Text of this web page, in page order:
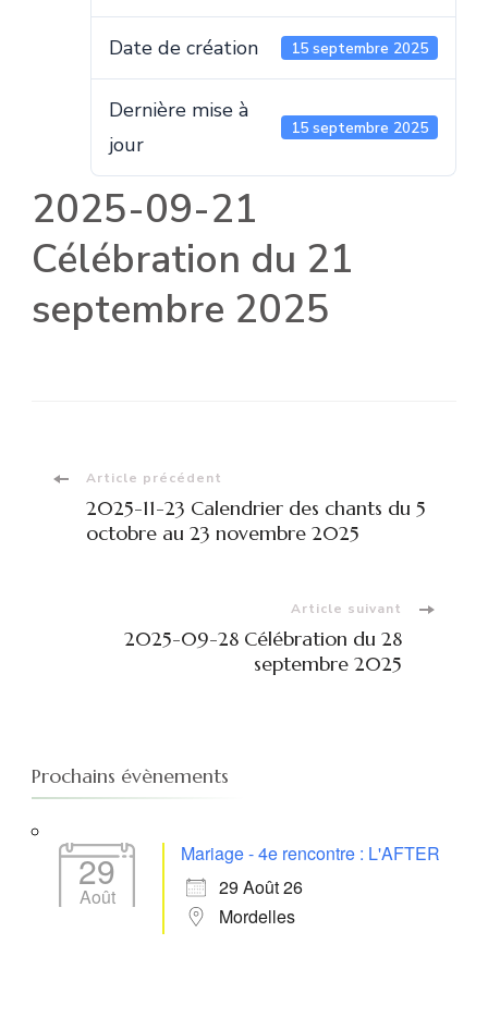
Date de création 15 septembre 2025
Dernière mise à
jour
15 septembre 2025
2025-09-21
Célébration du 21
septembre 2025
Navigation
d'article
Article précédent
2025-11-23 Calendrier des chants du 5
octobre au 23 novembre 2025
Article suivant
2025-09-28 Célébration du 28
septembre 2025
Prochains évènements
29
Août
Mariage - 4e rencontre : L'AFTER
29 Août 26
Mordelles